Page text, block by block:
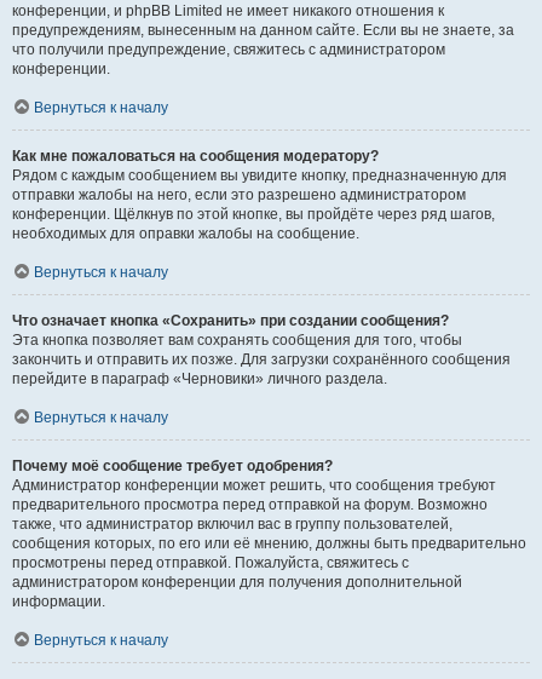
конференции, и phpBB Limited не имеет никакого отношения к
предупреждениям, вынесенным на данном сайте. Если вы не знаете, за
что получили предупреждение, свяжитесь с администратором
конференции.
Вернуться к началу
Как мне пожаловаться на сообщения модератору?
Рядом с каждым сообщением вы увидите кнопку, предназначенную для
отправки жалобы на него, если это разрешено администратором
конференции. Щёлкнув по этой кнопке, вы пройдёте через ряд шагов,
необходимых для оправки жалобы на сообщение.
Вернуться к началу
Что означает кнопка «Сохранить» при создании сообщения?
Эта кнопка позволяет вам сохранять сообщения для того, чтобы
закончить и отправить их позже. Для загрузки сохранённого сообщения
перейдите в параграф «Черновики» личного раздела.
Вернуться к началу
Почему моё сообщение требует одобрения?
Администратор конференции может решить, что сообщения требуют
предварительного просмотра перед отправкой на форум. Возможно
также, что администратор включил вас в группу пользователей,
сообщения которых, по его или её мнению, должны быть предварительно
просмотрены перед отправкой. Пожалуйста, свяжитесь с
администратором конференции для получения дополнительной
информации.
Вернуться к началу